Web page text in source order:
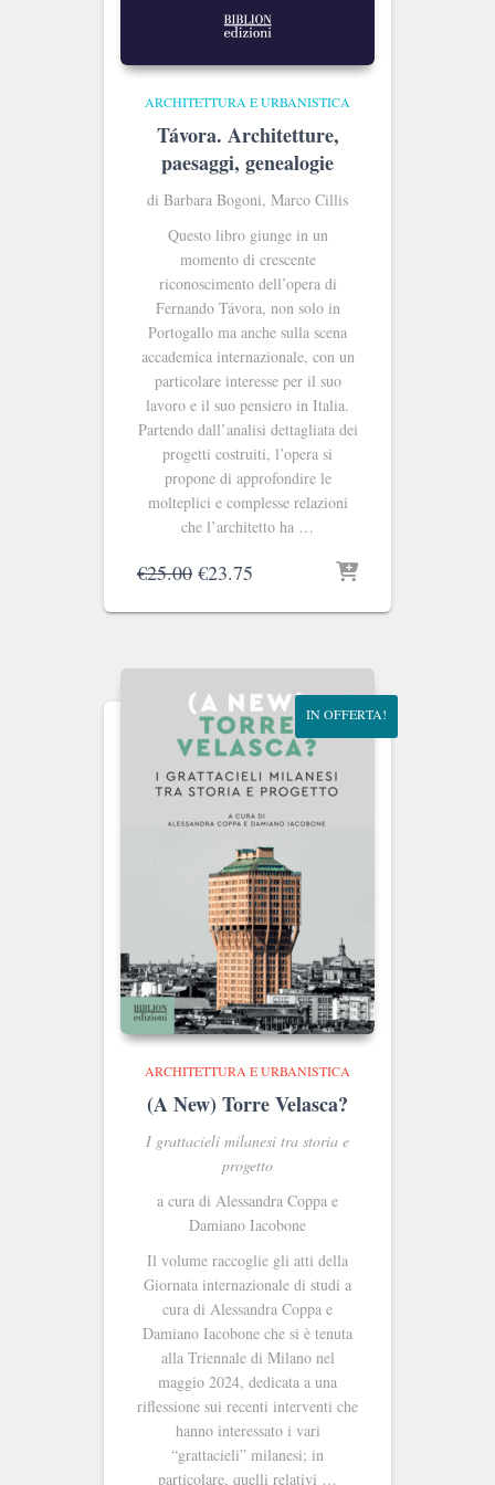
ARCHITETTURA E URBANISTICA
Távora. Architetture,
paesaggi, genealogie
di Barbara Bogoni, Marco Cillis
Questo libro giunge in un
momento di crescente
riconoscimento dell’opera di
Fernando Távora, non solo in
Portogallo ma anche sulla scena
accademica internazionale, con un
particolare interesse per il suo
lavoro e il suo pensiero in Italia.
Partendo dall’analisi dettagliata dei
progetti costruiti, l’opera si
propone di approfondire le
molteplici e complesse relazioni
che l’architetto ha …
€25.00 Il
originale
€25.00.
€23.75
attuale
€23.75.
IN OFFERTA!
ARCHITETTURA E URBANISTICA
(A New) Torre Velasca?
I grattacieli milanesi tra storia e
progetto
a cura di Alessandra Coppa e
Damiano Iacobone
Il volume raccoglie gli atti della
Giornata internazionale di studi a
cura di Alessandra Coppa e
Damiano Iacobone che si è tenuta
alla Triennale di Milano nel
maggio 2024, dedicata a una
riflessione sui recenti interventi che
hanno interessato i vari
“grattacieli” milanesi; in
particolare, quelli relativi …